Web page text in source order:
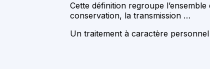
Cette définition regroupe
conservation, la transmission …
Un traitement à caractère